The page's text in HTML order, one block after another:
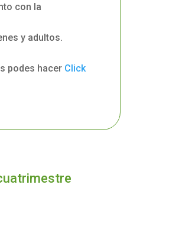
con la
y adultos.
podes hacer Click